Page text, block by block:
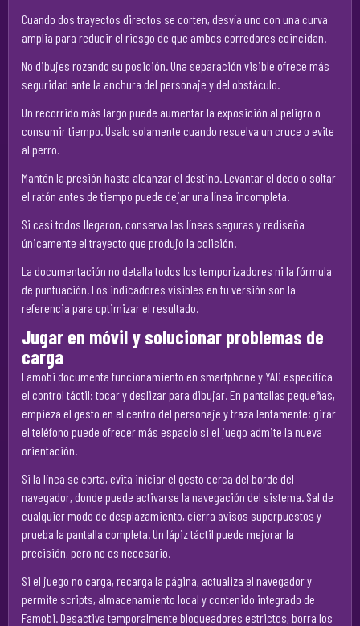
Cuando dos trayectos directos se corten, desvía uno con una curva
amplia para reducir el riesgo de que ambos corredores coincidan.
No dibujes rozando su posición. Una separación visible ofrece más
seguridad ante la anchura del personaje y del obstáculo.
Un recorrido más largo puede aumentar la exposición al peligro o
consumir tiempo. Úsalo solamente cuando resuelva un cruce o evite
al perro.
Mantén la presión hasta alcanzar el destino. Levantar el dedo o soltar
el ratón antes de tiempo puede dejar una línea incompleta.
Si casi todos llegaron, conserva las líneas seguras y rediseña
únicamente el trayecto que produjo la colisión.
La documentación no detalla todos los temporizadores ni la fórmula
de puntuación. Los indicadores visibles en tu versión son la
referencia para optimizar el resultado.
Jugar en móvil y solucionar problemas de
carga
Famobi documenta funcionamiento en smartphone y YAD especifica
el control táctil: tocar y deslizar para dibujar. En pantallas pequeñas,
empieza el gesto en el centro del personaje y traza lentamente; girar
el teléfono puede ofrecer más espacio si el juego admite la nueva
orientación.
Si la línea se corta, evita iniciar el gesto cerca del borde del
navegador, donde puede activarse la navegación del sistema. Sal de
cualquier modo de desplazamiento, cierra avisos superpuestos y
prueba la pantalla completa. Un lápiz táctil puede mejorar la
precisión, pero no es necesario.
Si el juego no carga, recarga la página, actualiza el navegador y
permite scripts, almacenamiento local y contenido integrado de
Famobi. Desactiva temporalmente bloqueadores estrictos, borra los